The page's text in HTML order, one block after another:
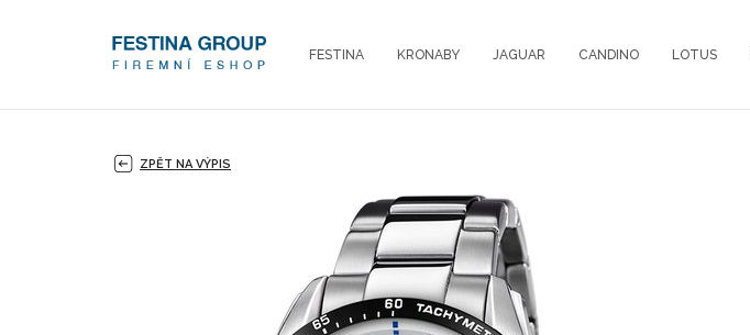
FESTINA KRONABY JAGUAR CANDINO LOTUS
ZPĚT NA VÝPIS